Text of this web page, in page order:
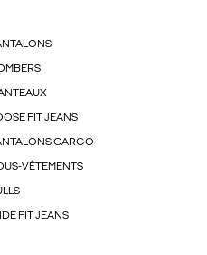
FIT JEANS
CARGO
VÊTEMENTS
FIT JEANS